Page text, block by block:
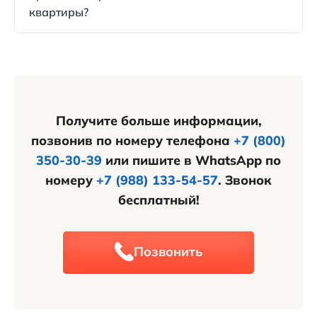
кредита.
поэтому лучше уточнить информацию у банка.
квартиры?
Получите больше информации,
позвонив по номеру телефона +7 (800)
350-30-39 или пишите в WhatsApp по
номеру +7 (988) 133-54-57. Звонок
бесплатный!
Позвонить